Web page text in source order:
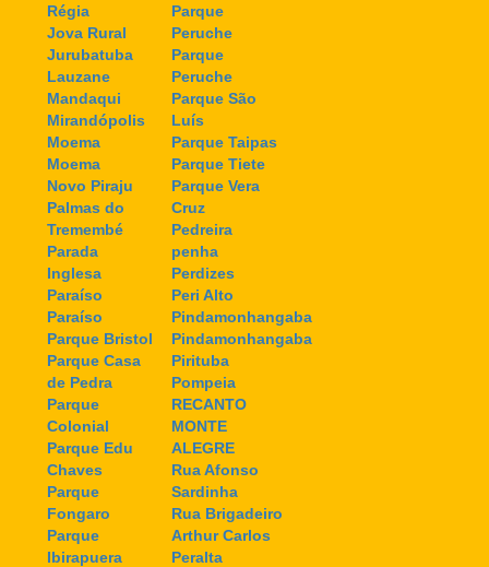
Régia
Jova Rural
Jurubatuba
Lauzane
Mandaqui
Mirandópolis
Moema
Moema
Novo Piraju
Palmas do
Tremembé
Parada
Inglesa
Paraíso
Paraíso
Parque Bristol
Parque Casa
de Pedra
Parque
Colonial
Parque Edu
Chaves
Parque
Fongaro
Parque
Ibirapuera
Parque
Peruche
Parque
Peruche
Parque São
Luís
Parque Taipas
Parque Tiete
Parque Vera
Cruz
Pedreira
penha
Perdizes
Peri Alto
Pindamonhangaba
Pindamonhangaba
Pirituba
Pompeia
RECANTO
MONTE
ALEGRE
Rua Afonso
Sardinha
Rua Brigadeiro
Arthur Carlos
Peralta